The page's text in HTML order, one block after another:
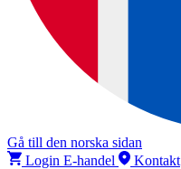
Gå till den norska sidan
Login E-handel
Kontakt